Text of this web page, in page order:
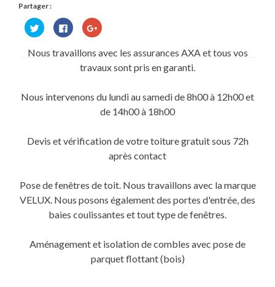
Partager :
Cliquez
pour
partager
Twitter(ouvre
Cliquez
pour
partager
sur
Facebook(ouvre
dans
une
Cliquez
pour
Google+
dans
fenêtre)
Nous travaillons avec les assurances AXA et tous vos
travaux sont pris en garanti.
Nous intervenons du lundi au samedi de 8h00 à 12h00 et
de 14h00 à 18h00
Devis et vérification de votre toiture gratuit sous 72h
après contact
Pose de fenêtres de toit. Nous travaillons avec la marque
VELUX. Nous posons également des portes d'entrée, des
baies coulissantes et tout type de fenêtres.
Aménagement et isolation de combles avec pose de
parquet flottant (bois)